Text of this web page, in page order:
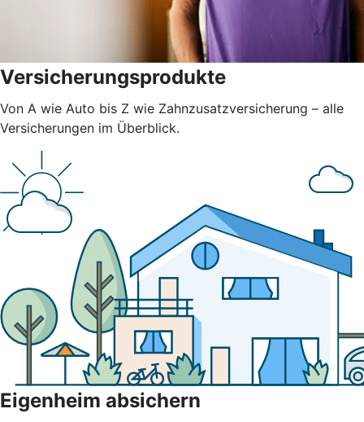
Versicherungsprodukte
Von A wie Auto bis Z wie Zahnzusatzversicherung – alle
Versicherungen im Überblick.
Eigenheim absichern